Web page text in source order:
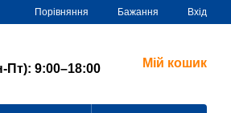
Порівняння Бажання Вхід
Пт): 9:00–18:00 Мій кошик